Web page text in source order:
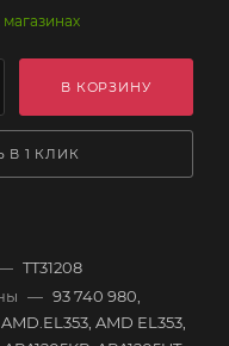
магазинах
В КОРЗИНУ
В 1 КЛИК
TT31208
— 93 740 980,
AMD EL353,